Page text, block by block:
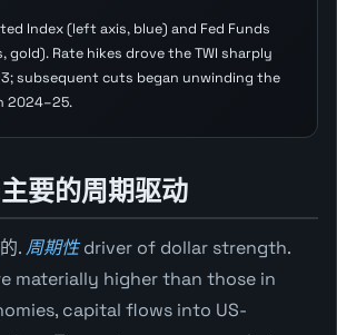
Index (left axis, blue) and Fed Funds
gold). Rate hikes drove the TWI sharply
subsequent cuts began unwinding the
2024–25.
要的周期驱动
. 周期性driver of dollar strength.
materially higher than those in
capital flows into US-